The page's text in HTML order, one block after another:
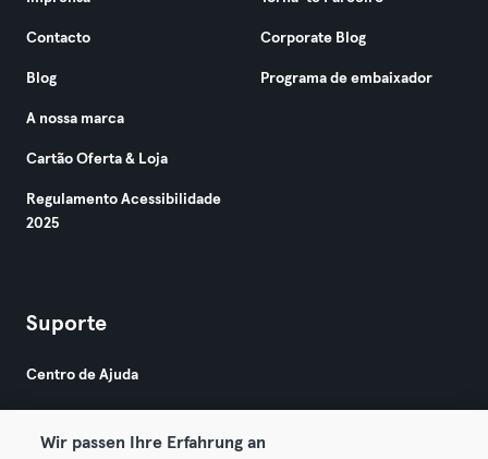
Contacto
Blog
A nossa marca
Cartão Oferta & Loja
Regulamento Acessibilidade
2025
Corporate Blog
Programa de embaixador
Suporte
Centro de Ajuda
Wir passen Ihre Erfahrung an